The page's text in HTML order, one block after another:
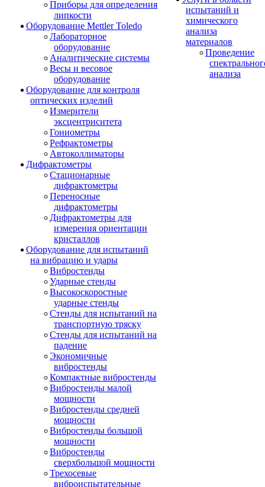
Приборы для определения
липкости
Оборудование Mettler Toledo
Лабораторное
оборудование
Аналитические системы
Весы и весовое
оборудование
Оборудование для контроля
оптических изделий
Измерители
эксцентриситета
Гониометры
Рефрактометры
Автоколлиматоры
Дифрактометры
Стационарные
дифрактометры
Переносные
дифрактометры
Дифрактометры для
измерения ориентации
кристаллов
Оборудование для испытаний
на вибрацию и удары
Вибростенды
Ударные стенды
Высокоскоростные
ударные стенды
Стенды для испытаний на
транспортную тряску
Стенды для испытаний на
падение
Экономичные
вибростенды
Компактные вибростенды
Вибростенды малой
мощности
Вибростенды средней
мощности
Вибростенды большой
мощности
Вибростенды
сверхбольшой мощности
Трехосевые
виброиспытательные
испытаний и
химического
анализа
материалов
Проведение
анализа